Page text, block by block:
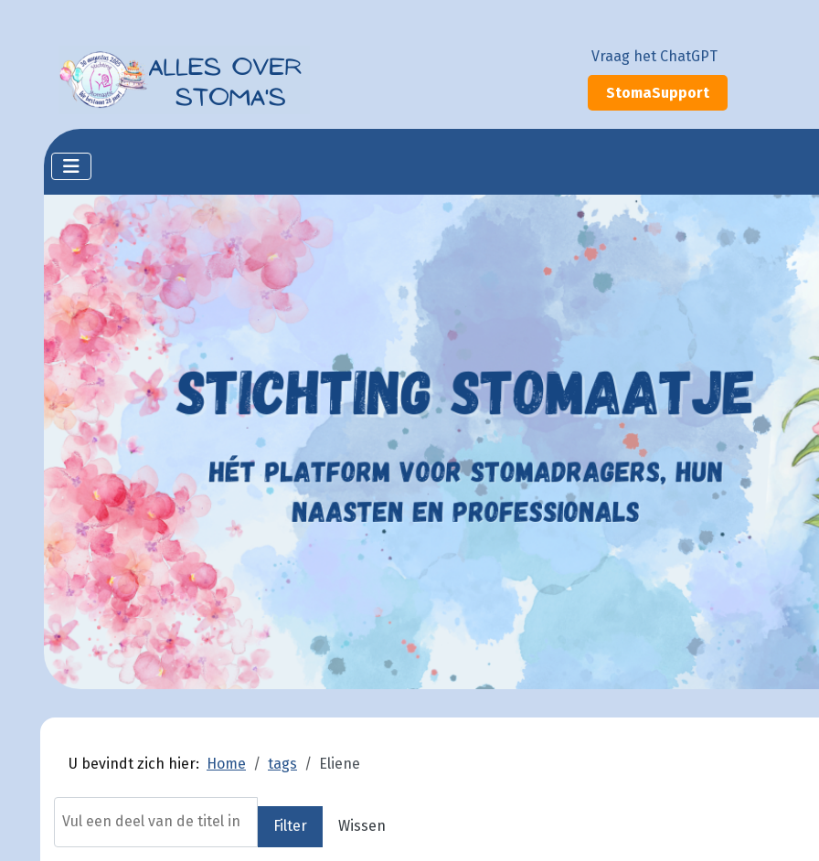
Vraag het ChatGPT
StomaSupport
U bevindt zich hier: Home tags Eliene
Filter
Wissen